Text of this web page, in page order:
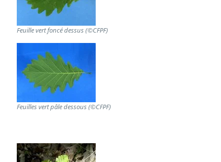
Feuille vert foncé dessus (©CFPF)
Feuilles vert pâle dessous (©CFPF)